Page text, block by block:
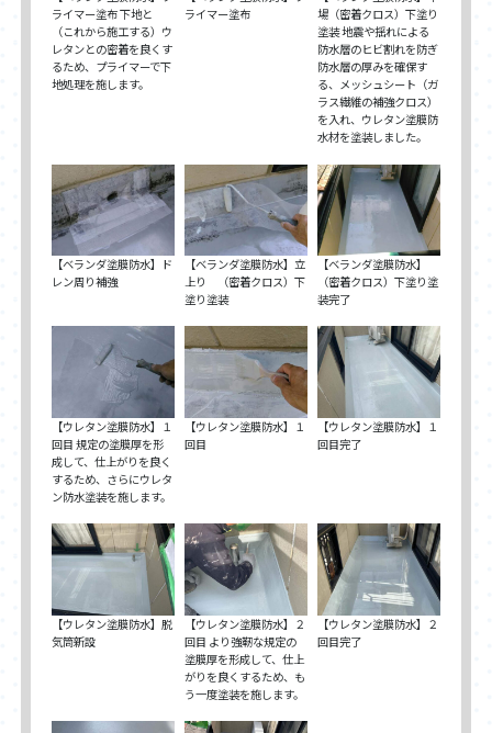
ライマー塗布 下地と
（これから施工する）ウ
レタンとの密着を良くす
るため、プライマーで下
地処理を施します。
ライマー塗布
場（密着クロス）下塗り
塗装 地震や揺れによる
防水層のヒビ割れを防ぎ
防水層の厚みを確保す
る、メッシュシート（ガ
ラス繊維の補強クロス）
を入れ、ウレタン塗膜防
水材を塗装しました。
【ベランダ塗膜防水】ド
レン周り補強
【ベランダ塗膜防水】立
上り （密着クロス）下
塗り塗装
【ベランダ塗膜防水】
（密着クロス）下塗り塗
装完了
【ウレタン塗膜防水】１
回目 規定の塗膜厚を形
成して、仕上がりを良く
するため、さらにウレタ
ン防水塗装を施します。
【ウレタン塗膜防水】１
回目
【ウレタン塗膜防水】１
回目完了
【ウレタン塗膜防水】脱
気筒新設
【ウレタン塗膜防水】２
回目 より強靭な規定の
塗膜厚を形成して、仕上
がりを良くするため、も
う一度塗装を施します。
【ウレタン塗膜防水】２
回目完了